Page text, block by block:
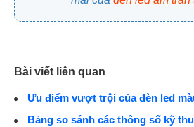
Bài viết liên quan
Ưu điểm vượt trội của đèn led
Bảng so sánh các thông số kỹ